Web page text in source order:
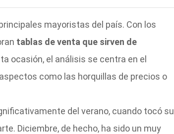
mayoristas del país. Con los
tablas de venta que sirven de
ocasión, el análisis se centra en el
como las horquillas de precios o
del verano, cuando tocó su
Diciembre, de hecho, ha sido un muy